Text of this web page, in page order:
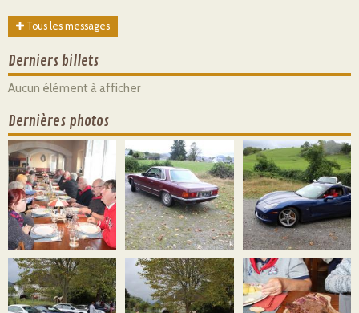
Tous les messages
Derniers billets
Aucun élément à afficher
Dernières photos